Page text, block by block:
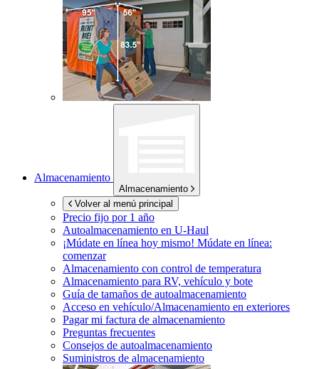
Almacenamiento
Almacenamiento
Volver al menú principal
Precio fijo por 1 año
Autoalmacenamiento en U-Haul
¡Múdate en línea hoy mismo! Múdate en línea:
comenzar
Almacenamiento con control de temperatura
Almacenamiento para RV, vehículo y bote
Guía de tamaños de autoalmacenamiento
Acceso en vehículo/Almacenamiento en exteriores
Pagar mi factura de almacenamiento
Preguntas frecuentes
Consejos de autoalmacenamiento
Suministros de almacenamiento